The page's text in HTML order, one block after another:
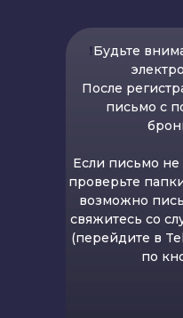
❗️Будьте
После
письмо с
Если письмо
проверьте
возможно
свяжитесь со
(перейдите в
по